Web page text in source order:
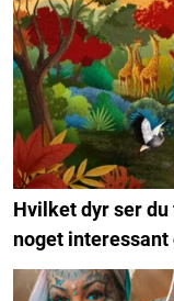
Hvilket dyr ser
noget